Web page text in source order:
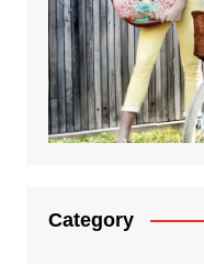
Category